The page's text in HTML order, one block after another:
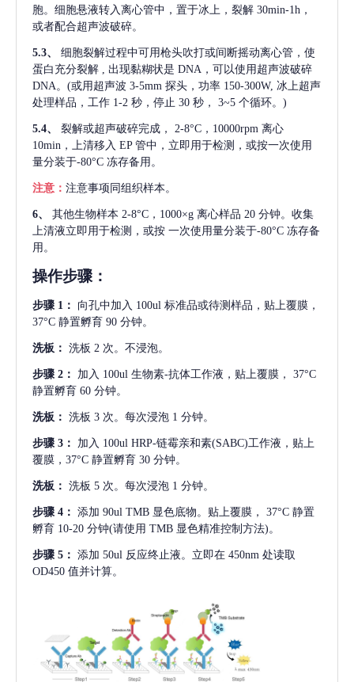
胞。细胞悬液转入离心管中，置于冰上，裂解 30min-1h，
或者配合超声波破碎。
5.3、
细胞裂解过程中可用枪头吹打或间断摇动离心管，使
蛋白充分裂解
, 出现黏糊状是 DNA，可以使用超声波破碎
DNA。(或用超声波 3-5mm 探头，功率 150-300W, 冰上超声
处理样品，工作 1-2 秒，停止 30 秒， 3~5 个循环。)
5.4、 裂解或超声破碎完成，
2-8°C，10000rpm 离心
10min，上清移入 EP 管中，立即用于检测，或按一次使用
量分装于-80°C 冻存备用。
注意： 注意事项同组织样本。
6、 其他生物样本 2-8°C，1000×g 离心样品 20 分钟。收集
上清液立即用于检测，或按 一次使用量分装于-80°C 冻存备
用。
操作步骤：
步骤 1： 向孔中加入 100ul 标准品或待测样品，贴上覆膜，
37°C 静置孵育 90 分钟。
洗板： 洗板 2 次。不浸泡。
步骤 2： 加入 100ul 生物素-抗体工作液，贴上覆膜， 37°C
静置孵育 60 分钟。
洗板： 洗板 3 次。每次浸泡 1 分钟。
步骤 3： 加入 100ul HRP-链霉亲和素(SABC)工作液，贴上
覆膜，37°C 静置孵育 30 分钟。
洗板： 洗板 5 次。每次浸泡 1 分钟。
步骤 4： 添加 90ul TMB 显色底物。贴上覆膜， 37°C 静置
孵育 10-20 分钟(请使用 TMB 显色精准控制方法)。
步骤 5： 添加 50ul 反应终止液。立即在 450nm 处读取
OD450 值并计算。